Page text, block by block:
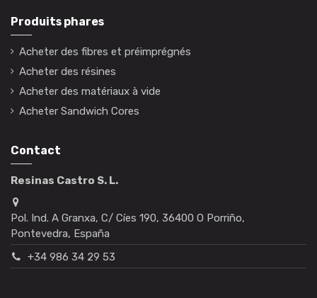
Produits phares
Acheter des fibres et préimprégnés
Acheter des résines
Acheter des matériaux à vide
Acheter Sandwich Cores
Contact
Resinas Castro S. L.
Pol. Ind. A Granxa, C/ Cíes 190, 36400 O Porriño,
Pontevedra, España
+34 986 34 29 53